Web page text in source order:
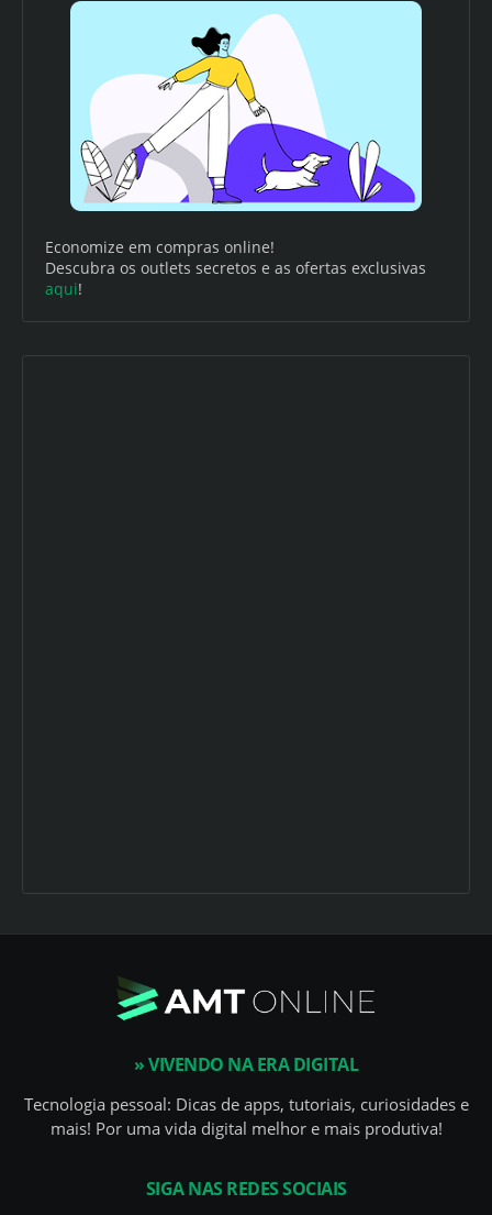
Economize em compras online!
Descubra os outlets secretos e as ofertas exclusivas
aqui!
» VIVENDO NA ERA DIGITAL
Tecnologia pessoal: Dicas de apps, tutoriais, curiosidades e
mais! Por uma vida digital melhor e mais produtiva!
SIGA NAS REDES SOCIAIS